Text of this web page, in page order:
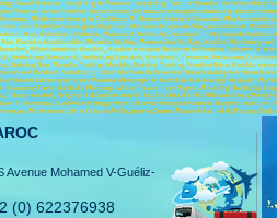
Travel Marokko , Paragliding in Marokko , Paragliding Tours in Marokko , Seminare, Rabat
Marokko; Sahara Marokko; Busvermietung ;Kleinbusvermietung;Busvermietung
Minibusvermietung in Casablanca; Minibusvermietung in Essaouira;
vom Flughafen Merzouga;Ausflüge nach Marrakesch;Tagesausflüge; Wüstentouren;
Riad, Marrakesch Herberge, Marrakesch Unterkunft, Restaurant in Marrakesch,
Marokko, Marokko Atlas, Marokko Ausflüge, Marokko 4x4 Ausflüge, Marokko Vermietung
Wüstenabenteuer Marokko, Marokko erkunden, Radfahren in Marokko, Radtouren in
Entdeckung Marrakesch, Entdeckung Taroudant, Marrakesch, Taroudant, Entdeckung
Trekking Atlas Marokko, Trekking Marokko, Marokko Trekking, Marokko Reise, Marokko
4x4 Rundkurs Marrakesch, Touren Marrakesch, Reise Marrakesch, Ausflug Marrakesch,
Entdeckungsreisen Marokko, Mietwagen in Marrakesch, Mietwagen in Agadir,
Essaouira; Touren durch die Merzouga-Wüste; Touren in der Zagora-Wüste; Erg Chebbi; Erg
Telouet-Kassbah; Fint;Draa-Tal;Zagora;Mhamid;Tinfo; Erg
in Merzouga; Quad-Verleih; Buggy-Verleih; Busvermietung in Marokko; Transfers zwischen
Wüstentouren; Bin el Ouidane;Ait Bouguemez;Ouzoud Wasserfall; Al
Avenue Mohamed V-Guéliz-
(0) 622376938